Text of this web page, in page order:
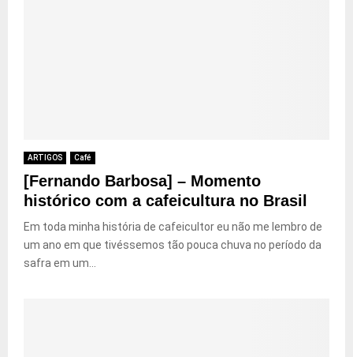
ARTIGOS Café
[Fernando Barbosa] – Momento
histórico com a cafeicultura no Brasil
Em toda minha história de cafeicultor eu não me lembro de
um ano em que tivéssemos tão pouca chuva no período da
safra em um...